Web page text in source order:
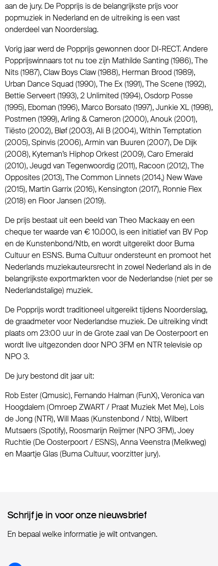
aan de jury. De Popprijs is de belangrijkste prijs voor
popmuziek in Nederland en de uitreiking is een vast
onderdeel van Noorderslag.
Vorig jaar werd de Popprijs gewonnen door DI-RECT. Andere
Popprijswinnaars tot nu toe zijn Mathilde Santing (1986), The
Nits (1987), Claw Boys Claw (1988), Herman Brood (1989),
Urban Dance Squad (1990), The Ex (1991), The Scene (1992),
Bettie Serveert (1993), 2 Unlimited (1994), Osdorp Posse
(1995), Eboman (1996), Marco Borsato (1997), Junkie XL (1998),
Postmen (1999), Arling & Cameron (2000), Anouk (2001),
Tiësto (2002), Bløf (2003), Ali B (2004), Within Temptation
(2005), Spinvis (2006), Armin van Buuren (2007), De Dijk
(2008), Kyteman’s Hiphop Orkest (2009), Caro Emerald
(2010), Jeugd van Tegenwoordig (2011), Racoon (2012), The
Opposites (2013), The Common Linnets (2014,) New Wave
(2015), Martin Garrix (2016), Kensington (2017), Ronnie Flex
(2018) en Floor Jansen (2019).
De prijs bestaat uit een beeld van Theo Mackaay en een
cheque ter waarde van € 10.000, is een initiatief van BV Pop
en de Kunstenbond/Ntb, en wordt uitgereikt door Buma
Cultuur en ESNS. Buma Cultuur ondersteunt en promoot het
Nederlands muziekauteursrecht in zowel Nederland als in de
belangrijkste exportmarkten voor de Nederlandse (niet per se
Nederlandstalige) muziek.
De Popprijs wordt traditioneel uitgereikt tijdens Noorderslag,
de graadmeter voor Nederlandse muziek. De uitreiking vindt
plaats om 23:00 uur in de Grote zaal van De Oosterpoort en
wordt live uitgezonden door NPO 3FM en NTR televisie op
NPO 3.
De jury bestond dit jaar uit:
Rob Ester (Qmusic), Fernando Halman (FunX), Veronica van
Hoogdalem (Omroep ZWART / Praat Muziek Met Me), Lois
de Jong (NTR), Will Maas (Kunstenbond / Ntb), Wilbert
Mutsaers (Spotify), Roosmarijn Reijmer (NPO 3FM), Joey
Ruchtie (De Oosterpoort / ESNS), Anna Veenstra (Melkweg)
en Maartje Glas (Buma Cultuur, voorzitter jury).
Schrijf je in voor onze nieuwsbrief
Schrijf je in voor onze nieuwsbrief
En bepaal welke informatie je wilt ontvangen.